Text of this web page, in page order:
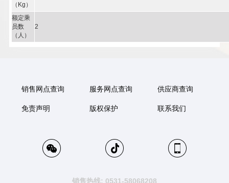
（Kg）
额定乘
员数
（人）
2
销售网点查询 服务网点查询 供应商查询
免责声明 版权保护 联系我们
销售热线: 0531-58068208